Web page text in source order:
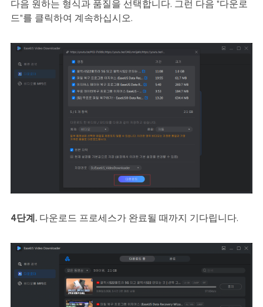
다음 원하는 형식과 품질을 선택합니다. 그런 다음 "다운로
드"를 클릭하여 계속하십시오.
4단계.다운로드 프로세스가 완료될 때까지 기다립니다.